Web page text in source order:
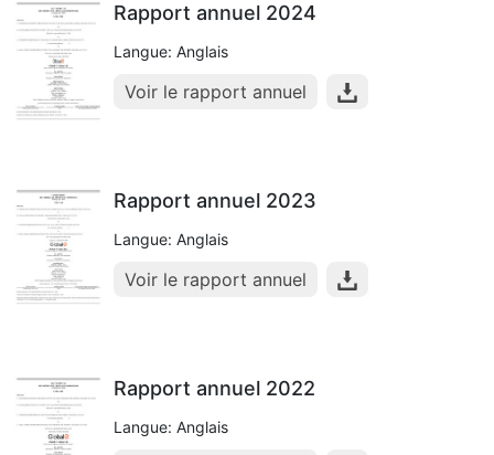
Rapport annuel 2024
Langue: Anglais
Voir le rapport annuel
Rapport annuel 2023
Langue: Anglais
Voir le rapport annuel
Rapport annuel 2022
Langue: Anglais